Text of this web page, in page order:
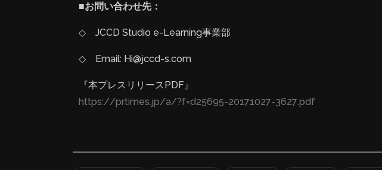
■お問い合わせ先：
◇ JCCD Studio e-Learning事業部
◇ Email: Hi@jccd-s.com
『本プレスリリースPDF』
https://prtimes.jp/a/?f=d25695-20171027-3627.pdf